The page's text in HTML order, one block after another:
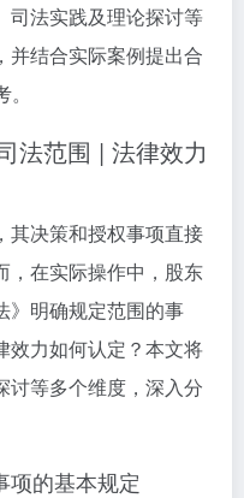
司法实践及理论探讨等
并结合实际案例提出合
法范围 | 法律效力
其决策和授权事项直接
，在实际操作中，股东
》明确规定范围的事
效力如何认定？本文将
讨等多个维度，深入分
项的基本规定